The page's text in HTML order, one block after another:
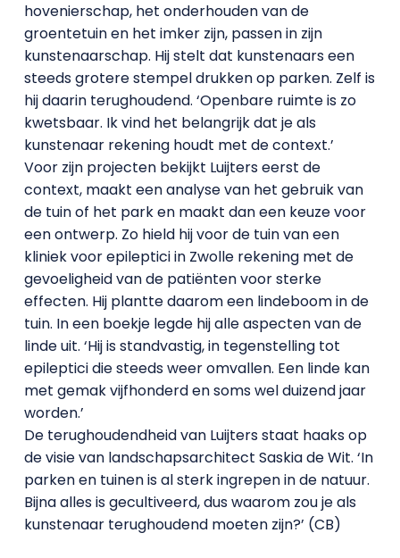
hovenierschap, het onderhouden van de
groentetuin en het imker zijn, passen in zijn
kunstenaarschap. Hij stelt dat kunstenaars een
steeds grotere stempel drukken op parken. Zelf is
hij daarin terughoudend. ‘Openbare ruimte is zo
kwetsbaar. Ik vind het belangrijk dat je als
kunstenaar rekening houdt met de context.’
Voor zijn projecten bekijkt Luijters eerst de
context, maakt een analyse van het gebruik van
de tuin of het park en maakt dan een keuze voor
een ontwerp. Zo hield hij voor de tuin van een
kliniek voor epileptici in Zwolle rekening met de
gevoeligheid van de patiënten voor sterke
effecten. Hij plantte daarom een lindeboom in de
tuin. In een boekje legde hij alle aspecten van de
linde uit. ‘Hij is standvastig, in tegenstelling tot
epileptici die steeds weer omvallen. Een linde kan
met gemak vijfhonderd en soms wel duizend jaar
worden.’
De terughoudendheid van Luijters staat haaks op
de visie van landschapsarchitect Saskia de Wit. ‘In
parken en tuinen is al sterk ingrepen in de natuur.
Bijna alles is gecultiveerd, dus waarom zou je als
kunstenaar terughoudend moeten zijn?’ (CB)